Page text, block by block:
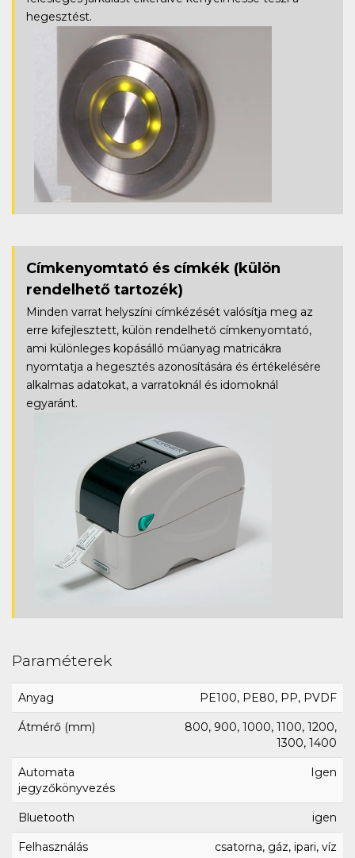
hegesztést.
Címkenyomtató és címkék (külön
rendelhető tartozék)
Minden varrat helyszíni címkézését valósítja meg az
erre kifejlesztett, külön rendelhető címkenyomtató,
ami különleges kopásálló műanyag matricákra
nyomtatja a hegesztés azonosítására és értékelésére
alkalmas adatokat, a varratoknál és idomoknál
egyaránt.
Paraméterek
Anyag PE100, PE80, PP, PVDF
Átmérő (mm)
800, 900, 1000, 1100, 1200,
1300, 1400
Automata
jegyzőkönyvezés
Igen
Bluetooth igen
Felhasználás csatorna, gáz, ipari, víz